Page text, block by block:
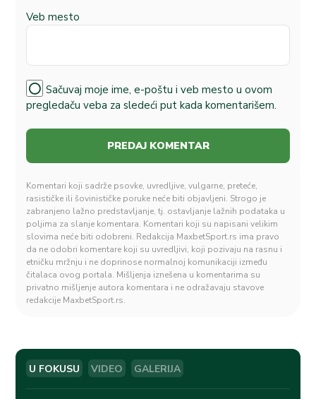
Veb mesto
Sačuvaj moje ime, e-poštu i veb mesto u ovom
pregledaču veba za sledeći put kada komentarišem.
Komentari koji sadrže psovke, uvredljive, vulgarne, preteće,
rasističke ili šovinističke poruke neće biti objavljeni. Strogo je
zabranjeno lažno predstavljanje, tj. ostavljanje lažnih podataka u
poljima za slanje komentara. Komentari koji su napisani velikim
slovima neće biti odobreni. Redakcija MaxbetSport.rs ima pravo
da ne odobri komentare koji su uvredljivi, koji pozivaju na rasnu i
etničku mržnju i ne doprinose normalnoj komunikaciji između
čitalaca ovog portala. Mišljenja iznešena u komentarima su
privatno mišljenje autora komentara i ne odražavaju stavove
redakcije MaxbetSport.rs.
U FOKUSU VIDEO GALERIJA